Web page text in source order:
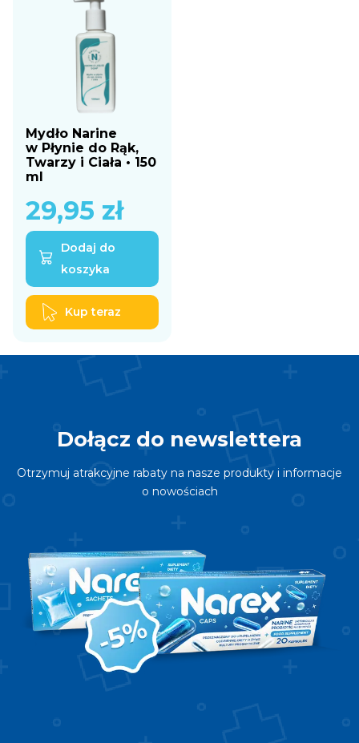
Mydło Narine
w Płynie do Rąk,
Twarzy i Ciała • 150
ml
29,95 zł
Dodaj do
koszyka
Kup teraz
Dołącz do newslettera
Otrzymuj atrakcyjne rabaty na nasze produkty i informacje
o nowościach